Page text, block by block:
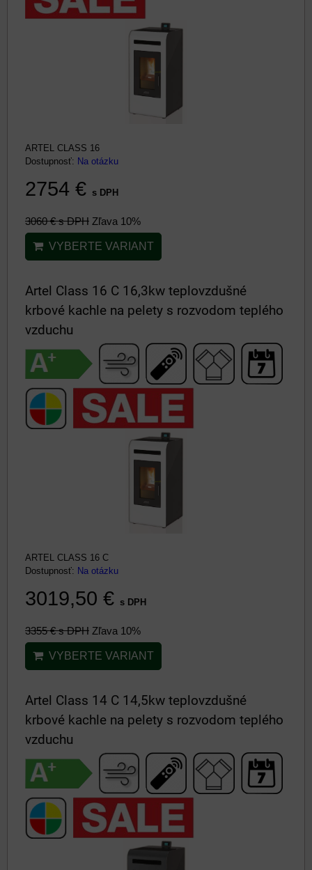
ARTEL CLASS 16
Dostupnosť: Na otázku
2754 € s DPH
3060 €s DPH Zľava 10%
VYBERTE VARIANT
Artel Class 16 C 16,3kw teplovzdušné
krbové kachle na pelety s rozvodom teplého
vzduchu
ARTEL CLASS 16 C
Dostupnosť: Na otázku
3019,50 € s DPH
3355 €s DPH Zľava 10%
VYBERTE VARIANT
Artel Class 14 C 14,5kw teplovzdušné
krbové kachle na pelety s rozvodom teplého
vzduchu